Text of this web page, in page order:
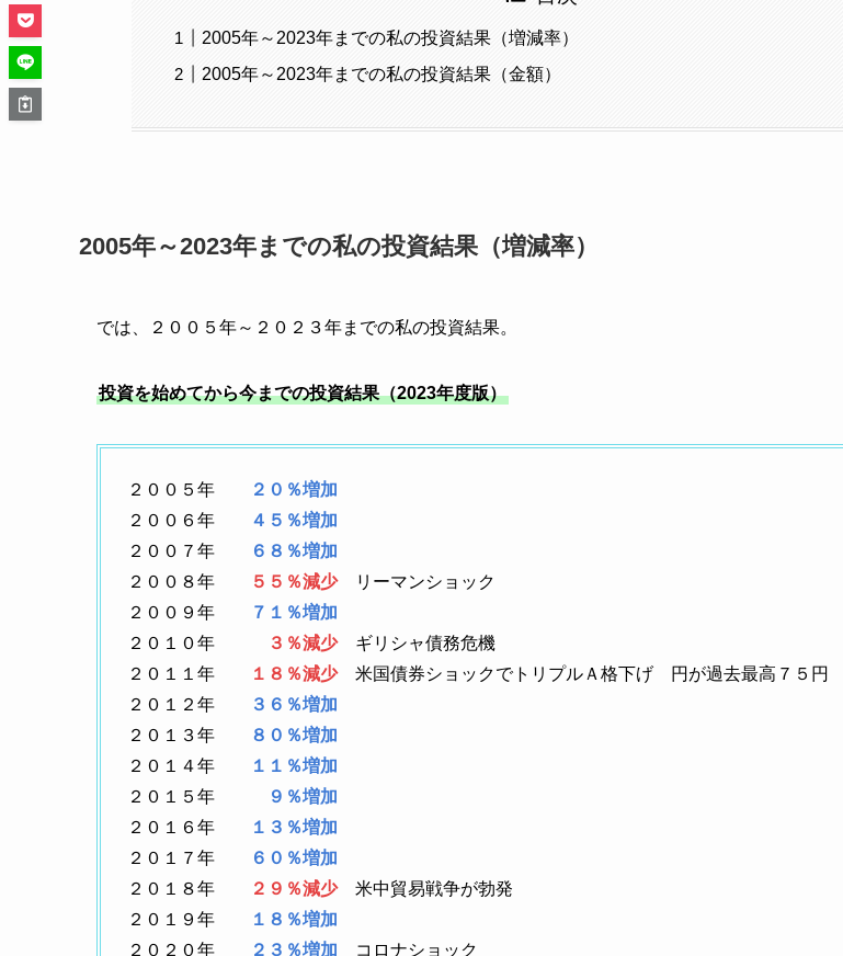
2005年～2023年までの私の投資結果（増減率）
2005年～2023年までの私の投資結果（金額）
2005年～2023年までの私の投資結果（増減率）
では、２００５年～２０２３年までの私の投資結果。
投資を始めてから今までの投資結果（2023年度版）
２００５年
２０％増加
２００６年
４５％増加
２００７年
６８％増加
２００８年
５５％減少リーマンショック
２００９年
７１％増加
２０１０年
３％減少ギリシャ債務危機
２０１１年
１８％減少米国債券ショックでトリプルＡ格下げ 円が過去最高７５円
２０１２年
３６％増加
２０１３年
８０％増加
２０１４年
１１％増加
２０１５年
９％増加
２０１６年
１３％増加
２０１７年
６０％増加
２０１８年
２９％減少
米中貿易戦争が勃発
２０１９年
１８％増加
２０２０年
２３％増加 コロナショック